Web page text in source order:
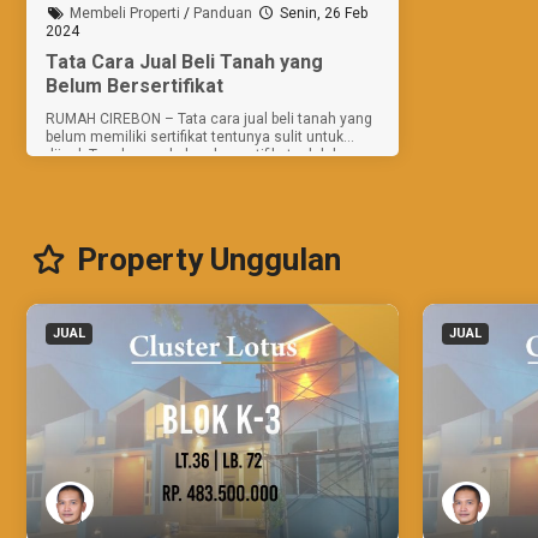
Membeli Properti / Panduan
Senin, 26 Feb
2024
Tata Cara Jual Beli Tanah yang
Belum Bersertifikat
RUMAH CIREBON – Tata cara jual beli tanah yang
belum memiliki sertifikat tentunya sulit untuk
dijual. Tanah yang belum bersertifikat adalah
Property Unggulan
JUAL JUAL